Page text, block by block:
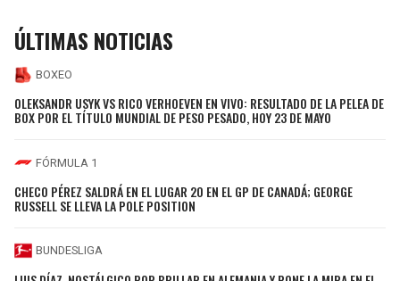
ÚLTIMAS NOTICIAS
BOXEO
OLEKSANDR USYK VS RICO VERHOEVEN EN VIVO: RESULTADO DE LA PELEA DE
BOX POR EL TÍTULO MUNDIAL DE PESO PESADO, HOY 23 DE MAYO
FÓRMULA 1
CHECO PÉREZ SALDRÁ EN EL LUGAR 20 EN EL GP DE CANADÁ; GEORGE
RUSSELL SE LLEVA LA POLE POSITION
BUNDESLIGA